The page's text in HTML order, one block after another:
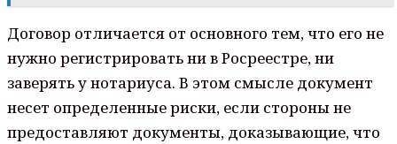
Договор отличается от основного тем, что его не
нужно регистрировать ни в Росреестре, ни
заверять у нотариуса. В этом смысле документ
несет определенные риски, если стороны не
предоставляют документы, доказывающие, что